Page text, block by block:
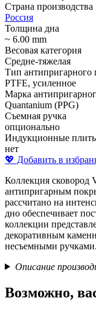
Страна производства
Россия
Толщина дна
~ 6.00 mm
Весовая категория
Средне-тяжелая
Тип антипригарного
PTFE, усиленное
Марка
Quantanium (PPG)
Съемная ручка
опционально
Индукционные
нет
💖 Добавить в
Коллекция сковород
антипригарным
рассчитано на
дно обеспечивает
коллекции
декоративным
несъемными ручками.
Описание
Возможно,